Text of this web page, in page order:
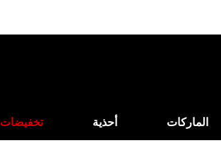
الماركات أحذية تخفيضات